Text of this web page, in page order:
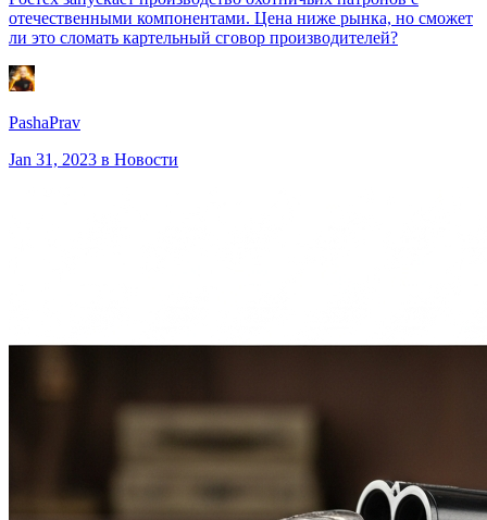
отечественными компонентами. Цена ниже рынка, но сможет
ли это сломать картельный сговор производителей?
PashaPrav
Jan 31, 2023 в Новости